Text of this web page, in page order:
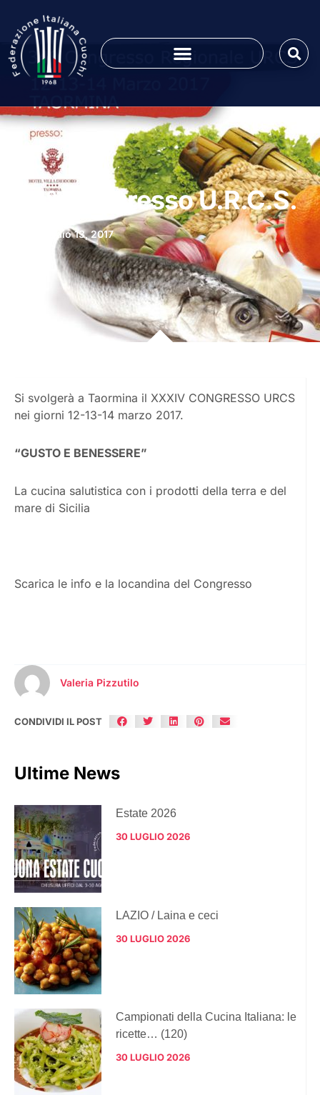
34° Congresso U.R.C.S.
Febbraio 13, 2017
Si svolgerà a Taormina il XXXIV CONGRESSO URCS
nei giorni 12-13-14 marzo 2017.
“GUSTO E BENESSERE”
La cucina salutistica con i prodotti della terra e del
mare di Sicilia
Scarica le info e la locandina del Congresso
Valeria Pizzutilo
CONDIVIDI IL POST
Ultime News
Estate 2026
30 LUGLIO 2026
LAZIO / Laina e ceci
30 LUGLIO 2026
Campionati della Cucina Italiana: le
ricette… (120)
30 LUGLIO 2026